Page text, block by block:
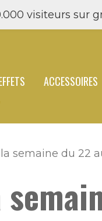
visiteurs sur
ACCESSOIRES
semaine du 22